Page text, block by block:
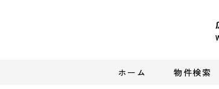
ホーム 物件検索